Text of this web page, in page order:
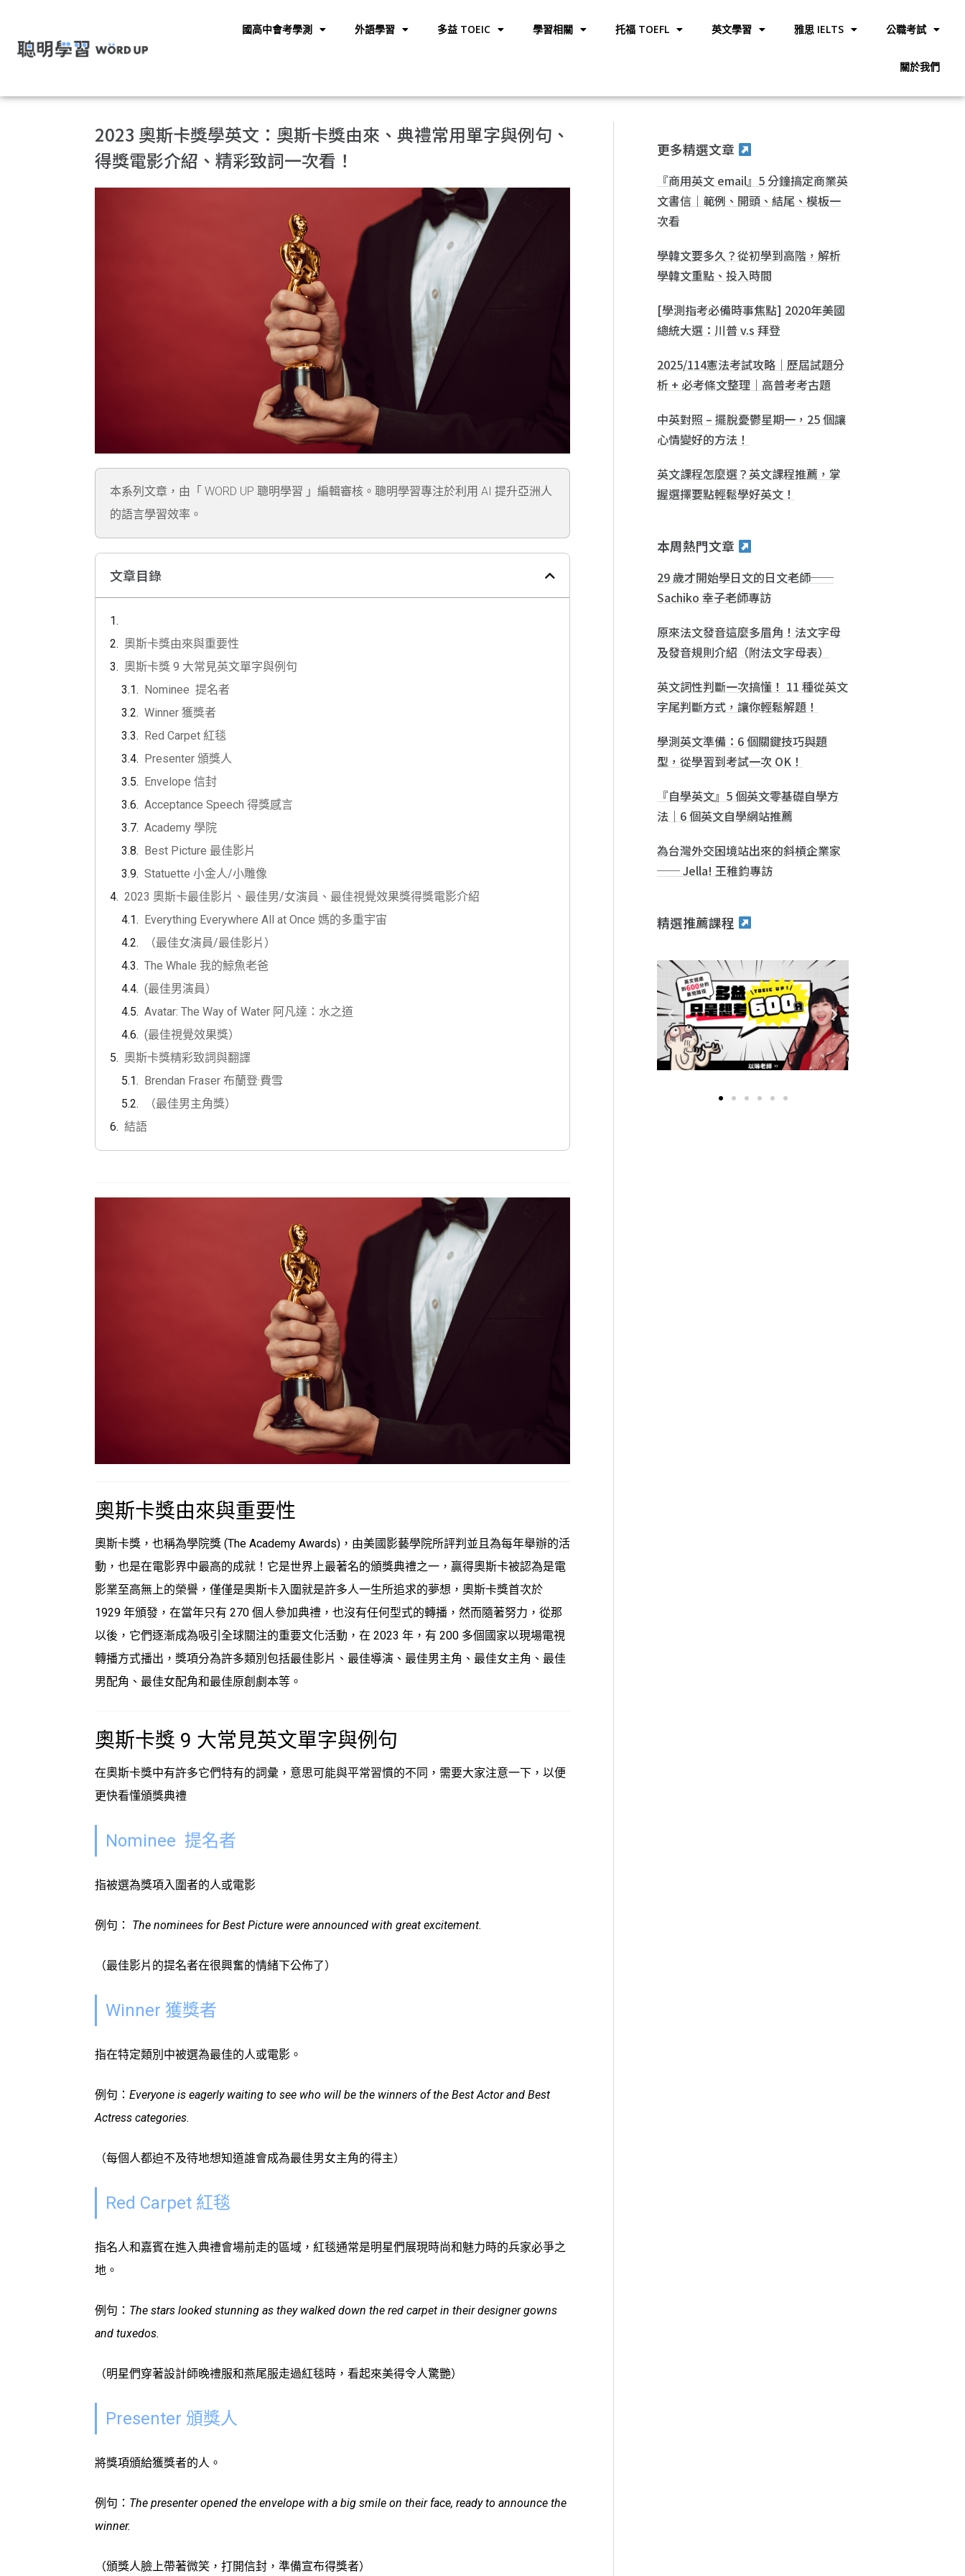
國高中會考學測 外語學習 多益 TOEIC 學習相關 托福 TOEFL 英文學習 雅思 IELTS 公職考試
關於我們
2023 奧斯卡獎學英文：奧斯卡獎由來、典禮常用單字與例句、
得獎電影介紹、精彩致詞一次看！
本系列文章，由「 WORD UP 聰明學習 」編輯審核。聰明學習專注於利用 AI 提升亞洲人
的語言學習效率。
文章目錄
奧斯卡獎由來與重要性
奧斯卡獎 9 大常見英文單字與例句
Nominee 提名者
Winner 獲獎者
Red Carpet 紅毯
Presenter 頒獎人
Envelope 信封
Acceptance Speech 得獎感言
Academy 學院
Best Picture 最佳影片
Statuette 小金人/小雕像
2023 奧斯卡最佳影片、最佳男/女演員、最佳視覺效果獎得獎電影介紹
Everything Everywhere All at Once 媽的多重宇宙
（最佳女演員/最佳影片）
The Whale 我的鯨魚老爸
(最佳男演員）
Avatar: The Way of Water 阿凡達：水之道
(最佳視覺效果獎）
奧斯卡獎精彩致詞與翻譯
Brendan Fraser 布蘭登·費雪
（最佳男主角獎）
結語
奧斯卡獎由來與重要性
奧斯卡獎 ，也稱為學院獎 (The Academy Awards)，由美國影藝學院所評判並且為每年舉辦的活
動，也是在電影界中最高的成就！它是世界上最著名的頒獎典禮之一，贏得奧斯卡被認為是電
影業至高無上的榮譽，僅僅是奧斯卡入圍就是許多人一生所追求的夢想， 奧斯卡獎首次於
1929 年頒發，在當年只有 270 個人參加典禮，也沒有任何型式的轉播，然而隨著努力，從那
以後，它們逐漸成為吸引全球關注的重要文化活動，在 2023 年，有 200 多個國家以現場電視
轉播方式播出，獎項分為許多類別包括最佳影片、最佳導演、最佳男主角、最佳女主角、最佳
男配角、最佳女配角和最佳原創劇本等。
奧斯卡獎 9 大常見英文單字與例句
在奧斯卡獎中有許多它們特有的詞彙，意思可能與平常習慣的不同，需要大家注意一下，以便
更快看懂頒獎典禮
Nominee 提名者
指被選為獎項入圍者的人或電影
例句： The nominees for Best Picture were announced with great excitement.
（最佳影片的提名者在很興奮的情緒下公佈了）
Winner 獲獎者
指在特定類別中被選為最佳的人或電影。
例句： Everyone is eagerly waiting to see who will be the winners of the Best Actor and Best
Actress categories.
（每個人都迫不及待地想知道誰會成為最佳男女主角的得主）
Red Carpet 紅毯
指名人和嘉賓在進入典禮會場前走的區域，紅毯通常是明星們展現時尚和魅力時的兵家必爭之
地。
例句： The stars looked stunning as they walked down the red carpet in their designer gowns
and tuxedos.
（明星們穿著設計師晚禮服和燕尾服走過紅毯時，看起來美得令人驚艷）
Presenter 頒獎人
將獎項頒給獲獎者的人。
例句： The presenter opened the envelope with a big smile on their face, ready to announce the
winner.
（頒獎人臉上帶著微笑，打開信封，準備宣布得獎者）
更多精選文章
『商用英文 email』5 分鐘搞定商業英
文書信｜範例、開頭、結尾、模板一
次看
學韓文要多久？從初學到高階，解析
學韓文重點、投入時間
[學測指考必備時事焦點] 2020年美國
總統大選：川普 v.s 拜登
2025/114憲法考試攻略｜歷屆試題分
析 + 必考條文整理｜高普考考古題
中英對照 – 擺脫憂鬱星期一，25 個讓
心情變好的方法！
英文課程怎麼選？英文課程推薦，掌
握選擇要點輕鬆學好英文！
本周熱門文章
29 歲才開始學日文的日文老師──
Sachiko 幸子老師專訪
原來法文發音這麼多眉角！法文字母
及發音規則介紹（附法文字母表）
英文詞性判斷一次搞懂！ 11 種從英文
字尾判斷方式，讓你輕鬆解題！
學測英文準備：6 個關鍵技巧與題
型，從學習到考試一次 OK！
『自學英文』5 個英文零基礎自學方
法｜6 個英文自學網站推薦
為台灣外交困境站出來的斜槓企業家
── Jella! 王稚鈞專訪
精選推薦課程